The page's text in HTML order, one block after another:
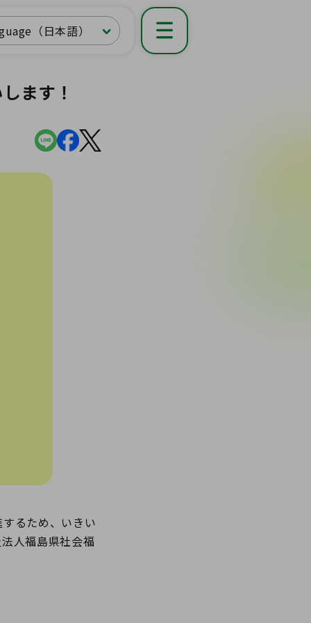
（日本語）
ます！
るため、いきい
人福島県社会福